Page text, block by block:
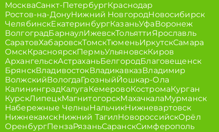
МоскваСанкт-ПетербургКраснодар
Ростов-на-ДонуНижний НовгородНовосибирск
ЧелябинскЕкатеринбургКазаньУфаВоронеж
ВолгоградБарнаулИжевскТольяттиЯрославль
СаратовХабаровскТомскТюменьИркутскСамара
ОмскКрасноярскПермьУльяновскКиров
АрхангельскАстраханьБелгородБлаговещенск
БрянскВладивостокВладикавказВладимир
ВолжскийВологдаГрозныйЙошкар-Ола
КалининградКалугаКемеровоКостромаКурган
КурскЛипецкМагнитогорскМахачкалаМурманск
Набережные ЧелныНальчикНижневартовск
НижнекамскНижний ТагилНовороссийскОрёл
ОренбургПензаРязаньСаранскСимферополь